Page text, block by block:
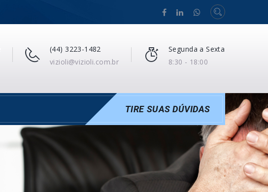
(44) 3223-1482
vizioli@vizioli.com.br
Segunda a Sexta
8:30 - 18:00
TIRE SUAS DÚVIDAS